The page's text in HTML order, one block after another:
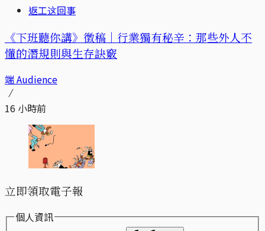
返工这回事
《下班聽你講》徵稿｜行業獨有秘辛：那些外人不
懂的潛規則與生存訣竅
端 Audience
16 小時前
立即領取電子報
個人資訊